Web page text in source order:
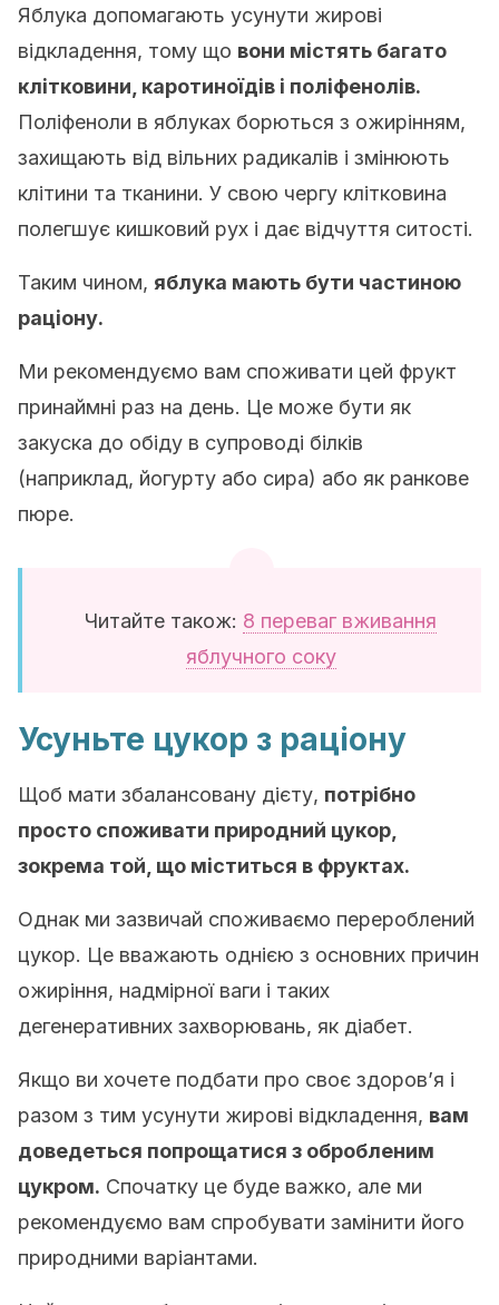
Яблука допомагають усунути жирові
відкладення, тому що вони містять багато
клітковини, каротиноїдів і поліфенолів.
Поліфеноли в яблуках борються з ожирінням,
захищають від вільних радикалів і змінюють
клітини та тканини. У свою чергу клітковина
полегшує кишковий рух і дає відчуття ситості.
Таким чином, яблука мають бути частиною
раціону.
Ми рекомендуємо вам споживати цей фрукт
принаймні раз на день. Це може бути як
закуска до обіду в супроводі білків
(наприклад, йогурту або сира) або як ранкове
пюре.
Читайте також: 8 переваг вживання
яблучного соку
Усуньте цукор з раціону
Щоб мати збалансовану дієту, потрібно
просто споживати природний цукор,
зокрема той, що міститься в фруктах.
Однак ми зазвичай споживаємо перероблений
цукор. Це вважають однією з основних причин
ожиріння, надмірної ваги і таких
дегенеративних захворювань, як діабет.
Якщо ви хочете подбати про своє здоров’я і
разом з тим усунути жирові відкладення, вам
доведеться попрощатися з обробленим
цукром. Спочатку це буде важко, але ми
рекомендуємо вам спробувати замінити його
природними варіантами.